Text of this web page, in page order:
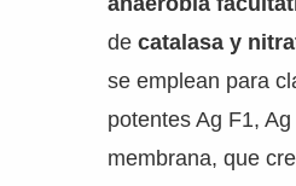
decatalasa y
se emplean para
potentes Ag F1,
membrana, que